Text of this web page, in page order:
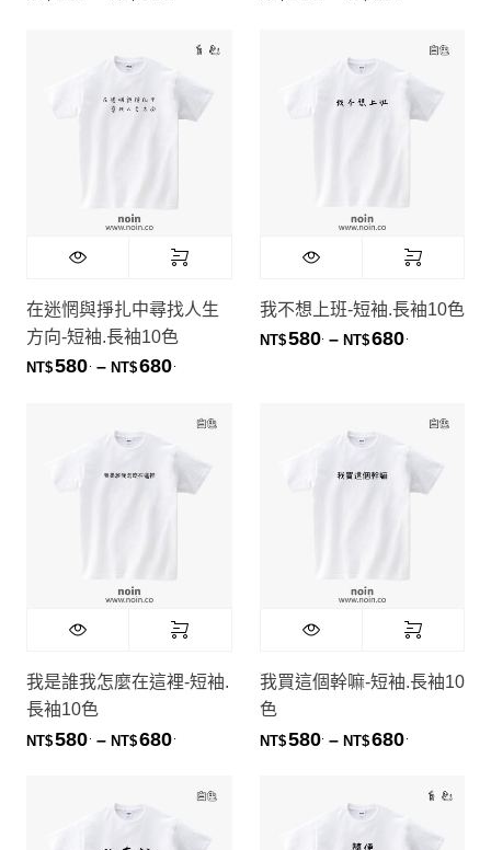
在迷惘與掙扎中尋找人生
方向-短袖.長袖10色
NT$580 – NT$680價格範圍：NT$580. 到 NT$680.
我不想上班-短袖.長袖10色
NT$580 – NT$680
我是誰我怎麼在這裡-短袖.
長袖10色
NT$580 – NT$680價格範圍：NT$580. 到 NT$680.
我買這個幹嘛-短袖.長袖10
色
NT$580 – NT$680